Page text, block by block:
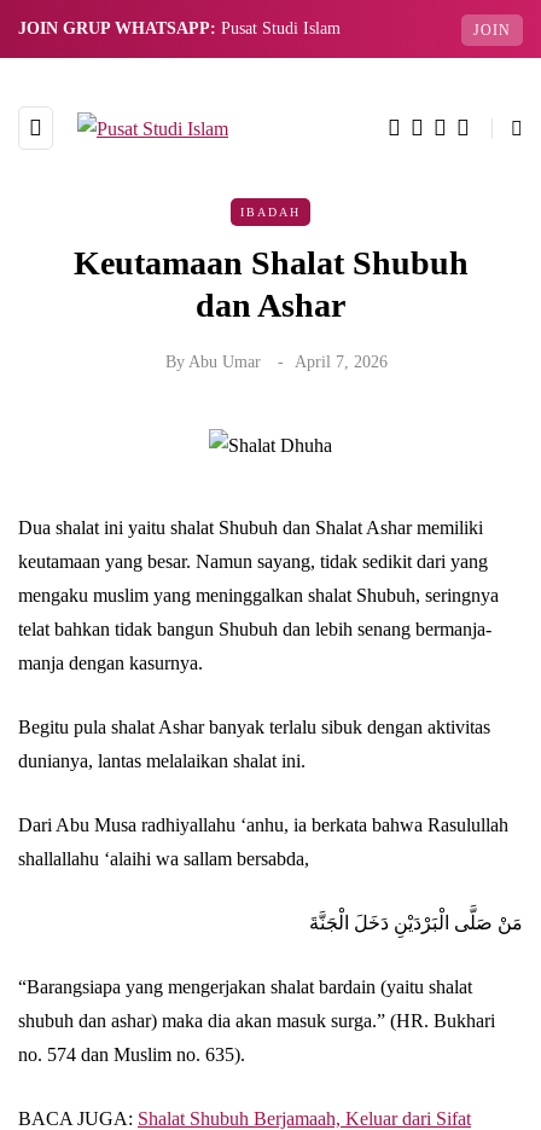
JOIN GRUP WHATSAPP: Pusat Studi Islam JOIN
IBADAH
Keutamaan Shalat Shubuh
dan Ashar
By Abu Umar April 7, 2026
Dua shalat ini yaitu shalat Shubuh dan Shalat Ashar memiliki
keutamaan yang besar. Namun sayang, tidak sedikit dari yang
mengaku muslim yang meninggalkan shalat Shubuh, seringnya
telat bahkan tidak bangun Shubuh dan lebih senang bermanja-
manja dengan kasurnya.
Begitu pula shalat Ashar banyak terlalu sibuk dengan aktivitas
dunianya, lantas melalaikan shalat ini.
Dari Abu Musa radhiyallahu ‘anhu, ia berkata bahwa Rasulullah
shallallahu ‘alaihi wa sallam bersabda,
مَنْ صَلَّى الْبَرْدَيْنِ دَخَلَ الْجَنَّةَ
“Barangsiapa yang mengerjakan shalat bardain (yaitu shalat
shubuh dan ashar) maka dia akan masuk surga.” (HR. Bukhari
no. 574 dan Muslim no. 635).
BACA JUGA: Shalat Shubuh Berjamaah, Keluar dari Sifat